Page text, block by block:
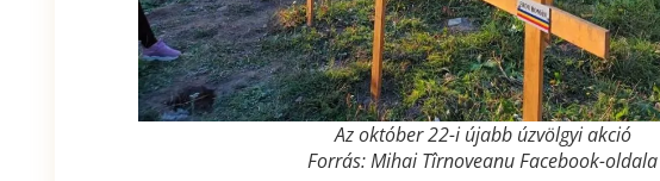
Az október 22-i újabb úzvölgyi akció
Forrás: Mihai Tîrnoveanu Facebook-oldala